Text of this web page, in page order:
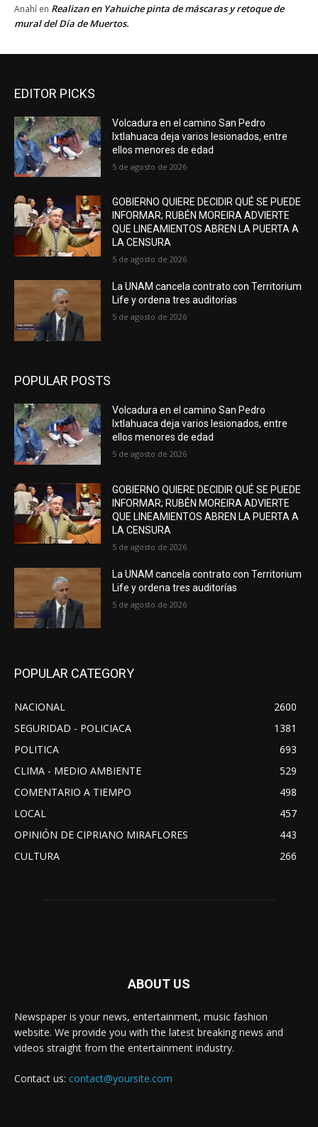
Anahí en Realizan en Yahuiche pinta de máscaras y retoque de
mural del Día de Muertos.
EDITOR PICKS
Volcadura en el camino San Pedro
Ixtlahuaca deja varios lesionados, entre
ellos menores de edad
5 de agosto de 2026
GOBIERNO QUIERE DECIDIR QUÉ SE PUEDE
INFORMAR; RUBÉN MOREIRA ADVIERTE
QUE LINEAMIENTOS ABREN LA PUERTA A
LA CENSURA
5 de agosto de 2026
La UNAM cancela contrato con Territorium
Life y ordena tres auditorías
5 de agosto de 2026
POPULAR POSTS
Volcadura en el camino San Pedro
Ixtlahuaca deja varios lesionados, entre
ellos menores de edad
5 de agosto de 2026
GOBIERNO QUIERE DECIDIR QUÉ SE PUEDE
INFORMAR; RUBÉN MOREIRA ADVIERTE
QUE LINEAMIENTOS ABREN LA PUERTA A
LA CENSURA
5 de agosto de 2026
La UNAM cancela contrato con Territorium
Life y ordena tres auditorías
5 de agosto de 2026
POPULAR CATEGORY
NACIONAL
2600
SEGURIDAD - POLICIACA
1381
POLITICA
693
CLIMA - MEDIO AMBIENTE
529
COMENTARIO A TIEMPO
498
LOCAL
457
OPINIÓN DE CIPRIANO MIRAFLORES
443
CULTURA
266
ABOUT US
Newspaper is your news, entertainment, music fashion
website. We provide you with the latest breaking news and
videos straight from the entertainment industry.
Contact us: contact@yoursite.com